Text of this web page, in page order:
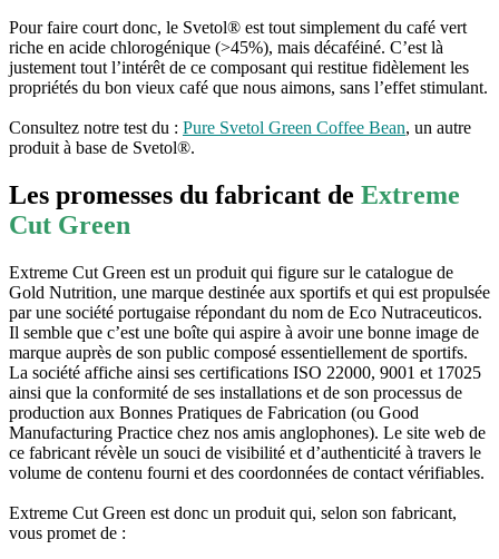
Pour faire court donc, le Svetol® est tout simplement du café vert
riche en acide chlorogénique (>45%), mais décaféiné. C’est là
justement tout l’intérêt de ce composant qui restitue fidèlement les
propriétés du bon vieux café que nous aimons, sans l’effet stimulant.
Consultez notre test du : Pure Svetol Green Coffee Bean, un autre
produit à base de Svetol®.
Les promesses du fabricant de Extreme
Cut Green
Extreme Cut Green est un produit qui figure sur le catalogue de
Gold Nutrition, une marque destinée aux sportifs et qui est propulsée
par une société portugaise répondant du nom de Eco Nutraceuticos.
Il semble que c’est une boîte qui aspire à avoir une bonne image de
marque auprès de son public composé essentiellement de sportifs.
La société affiche ainsi ses certifications ISO 22000, 9001 et 17025
ainsi que la conformité de ses installations et de son processus de
production aux Bonnes Pratiques de Fabrication (ou Good
Manufacturing Practice chez nos amis anglophones). Le site web de
ce fabricant révèle un souci de visibilité et d’authenticité à travers le
volume de contenu fourni et des coordonnées de contact vérifiables.
Extreme Cut Green est donc un produit qui, selon son fabricant,
vous promet de :